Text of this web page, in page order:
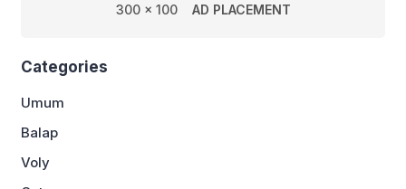
300 x 100 AD PLACEMENT
Categories
Umum
Balap
Voly